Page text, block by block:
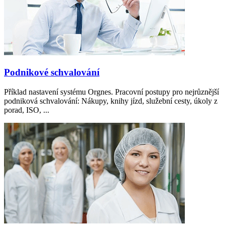
Podnikové schvalování
Příklad nastavení systému Orgnes. Pracovní postupy pro nejrůznější
podniková schvalování: Nákupy, knihy jízd, služební cesty, úkoly z
porad, ISO, ...